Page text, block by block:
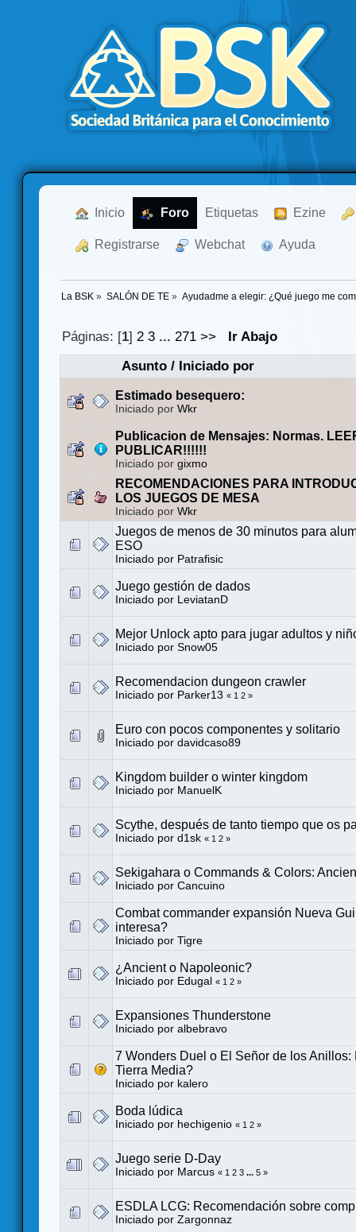
Inicio Foro Etiquetas Ezine
Registrarse Webchat Ayuda
La BSK » SALÓN DE TE » Ayudadme a elegir: ¿Qué juego me
Páginas: [1]2 3 ...271 >>
Ir Abajo
Asunto/ Iniciado por
Estimado besequero:
Iniciado por Wkr
Publicacion de Mensajes: Normas.
PUBLICAR!!!!!!
Iniciado por gixmo
RECOMENDACIONES PARA
LOS JUEGOS DE MESA
Iniciado por Wkr
Juegos de menos de 30 minutos para
ESO
Iniciado por Patrafisic
Juego gestión de dados
Iniciado por LeviatanD
Mejor Unlock apto para jugar adultos y
Iniciado por Snow05
Recomendacion dungeon crawler
Iniciado por Parker13 « 1 2 »
Euro con pocos componentes y solitario
Iniciado por davidcaso89
Kingdom builder o winter kingdom
Iniciado por ManuelK
Scythe, después de tanto tiempo que os
Iniciado por d1sk « 1 2 »
Sekigahara o Commands & Colors:
Iniciado por Cancuino
Combat commander expansión Nueva
interesa?
Iniciado por Tigre
¿Ancient o Napoleonic?
Iniciado por Edugal « 1 2 »
Expansiones Thunderstone
Iniciado por albebravo
7 Wonders Duel o El Señor de los Anillos:
Tierra Media?
Iniciado por kalero
Boda lúdica
Iniciado por hechigenio « 1 2 »
Juego serie D-Day
Iniciado por Marcus « 1 2 3 ... 5 »
ESDLA LCG: Recomendación sobre
Iniciado por Zargonnaz